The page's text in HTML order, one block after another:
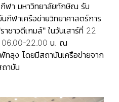
ฬา มหาวิทยาลัยทักษิณ รับ
กีฬาเครือข่ายวิทยาศาสตร์การ
าชาวดีเกมส์" ในวันเสาร์ที่ 22
06.00-22.00 น. ณ
ลุง โดยมีสถาบันเครือข่ายจาก
ถาบัน